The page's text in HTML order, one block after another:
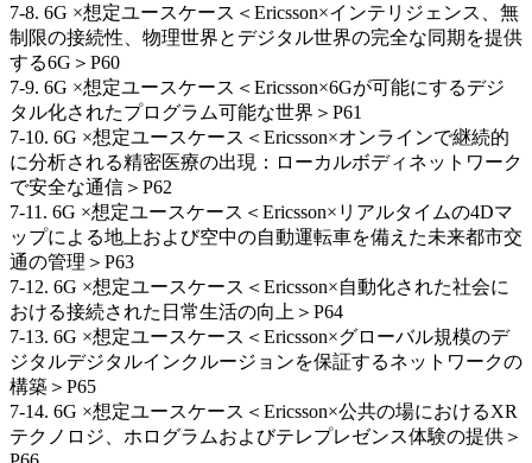
7-8. 6G ×想定ユースケース＜Ericsson×インテリジェンス、無
制限の接続性、物理世界とデジタル世界の完全な同期を提供
する6G＞P60
7-9. 6G ×想定ユースケース＜Ericsson×6Gが可能にするデジ
タル化されたプログラム可能な世界＞P61
7-10. 6G ×想定ユースケース＜Ericsson×オンラインで継続的
に分析される精密医療の出現：ローカルボディネットワーク
で安全な通信＞P62
7-11. 6G ×想定ユースケース＜Ericsson×リアルタイムの4Dマ
ップによる地上および空中の自動運転車を備えた未来都市交
通の管理＞P63
7-12. 6G ×想定ユースケース＜Ericsson×自動化された社会に
おける接続された日常生活の向上＞P64
7-13. 6G ×想定ユースケース＜Ericsson×グローバル規模のデ
ジタルデジタルインクルージョンを保証するネットワークの
構築＞P65
7-14. 6G ×想定ユースケース＜Ericsson×公共の場におけるXR
テクノロジ、ホログラムおよびテレプレゼンス体験の提供＞